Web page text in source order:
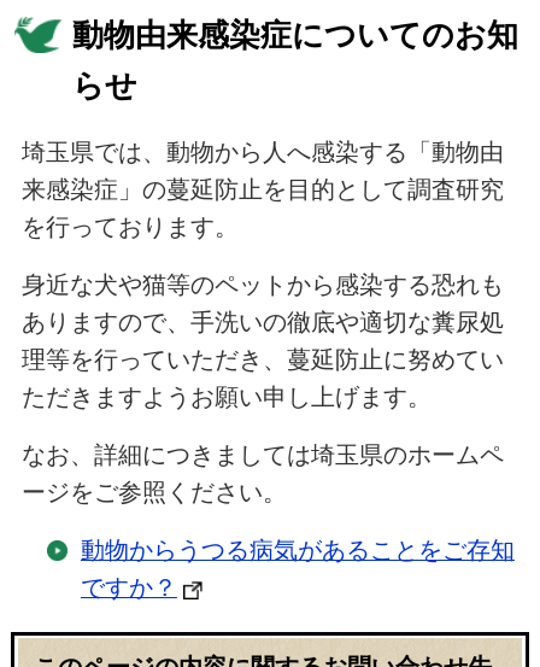
動物由来感染症についてのお知
らせ
埼玉県では、動物から人へ感染する「動物由
来感染症」の蔓延防止を目的として調査研究
を行っております。
身近な犬や猫等のペットから感染する恐れも
ありますので、手洗いの徹底や適切な糞尿処
理等を行っていただき、蔓延防止に努めてい
ただきますようお願い申し上げます。
なお、詳細につきましては埼玉県のホームペ
ージをご参照ください。
動物からうつる病気があることをご存知
ですか？